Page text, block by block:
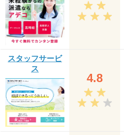
スタッフサービ
ス
4.8